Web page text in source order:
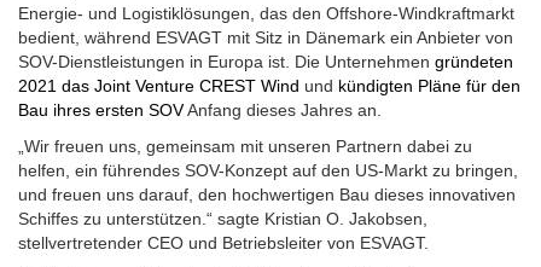
Energie- und Logistiklösungen, das den Offshore-Windkraftmarkt
bedient, während ESVAGT mit Sitz in Dänemark ein Anbieter von
SOV-Dienstleistungen in Europa ist. Die Unternehmen gründeten
2021 das Joint Venture CREST Wind und kündigten Pläne für den
Bau ihres ersten SOVAnfang dieses Jahres an.
„Wir freuen uns, gemeinsam mit unseren Partnern dabei zu
helfen, ein führendes SOV-Konzept auf den US-Markt zu bringen,
und freuen uns darauf, den hochwertigen Bau dieses innovativen
Schiffes zu unterstützen.“ sagte Kristian O. Jakobsen,
stellvertretender CEO und Betriebsleiter von ESVAGT.